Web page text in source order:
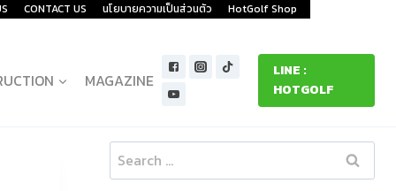
CONTACT US นโยบายความเป็นส่วนตัว HotGolf Shop
MAGAZINE
LINE :
HOTGOLF
Search
for: